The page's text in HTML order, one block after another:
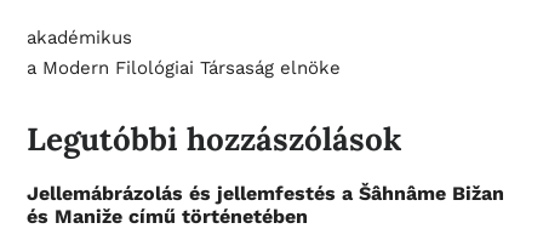
akadémikus
a Modern Filológiai Társaság elnöke
Legutóbbi hozzászólások
Jellemábrázolás és jellemfestés a Šâhnâme Bižan
és Maniže című történetében